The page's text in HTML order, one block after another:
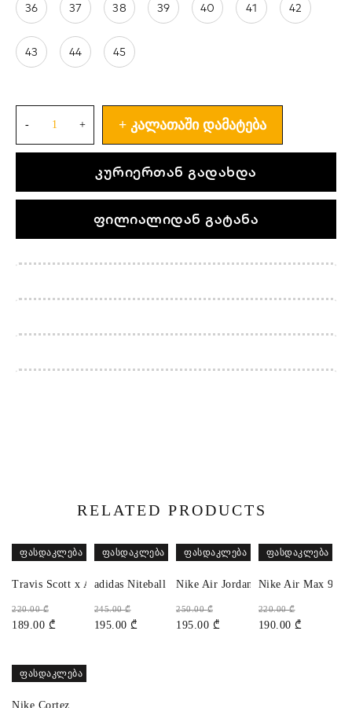
36 37 38 39 40 41 42
43 44 45
ᲙᲐᲚᲐᲗᲐᲨᲘ ᲓᲐᲛᲐᲢᲔᲑᲐ
კურიერთან გადახდა
ფილიალიდან გატანა
RELATED PRODUCTS
ᲤᲐᲡᲓᲐᲙᲚᲔᲑᲐ
Travis Scott x Air Jordan 1 Low OG
220.00₾
189.00 ₾
ᲤᲐᲡᲓᲐᲙᲚᲔᲑᲐ
adidas Niteball
245.00₾
195.00 ₾
ᲤᲐᲡᲓᲐᲙᲚᲔᲑᲐ
Nike Air Jordan 1 High 85
250.00₾
195.00 ₾
ᲤᲐᲡᲓᲐᲙᲚᲔᲑᲐ
Nike Air Max 90
220.00₾
190.00 ₾
ᲤᲐᲡᲓᲐᲙᲚᲔᲑᲐ
Nike Cortez